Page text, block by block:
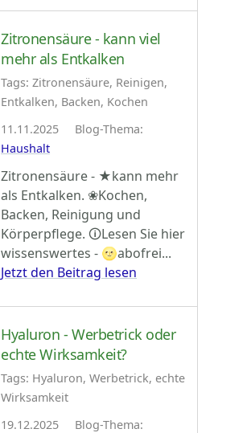
Zitronensäure - kann viel
mehr als Entkalken
Tags: Zitronensäure, Reinigen,
Entkalken, Backen, Kochen
11.11.2025 Blog-Thema:
Haushalt
Zitronensäure - ★kann mehr
als Entkalken. ❀Kochen,
Backen, Reinigung und
Körperpflege. 🛈Lesen Sie hier
wissenswertes - 🌝abofrei...
Jetzt den Beitrag lesen
Hyaluron - Werbetrick oder
echte Wirksamkeit?
Tags: Hyaluron, Werbetrick, echte
Wirksamkeit
19.12.2025 Blog-Thema: